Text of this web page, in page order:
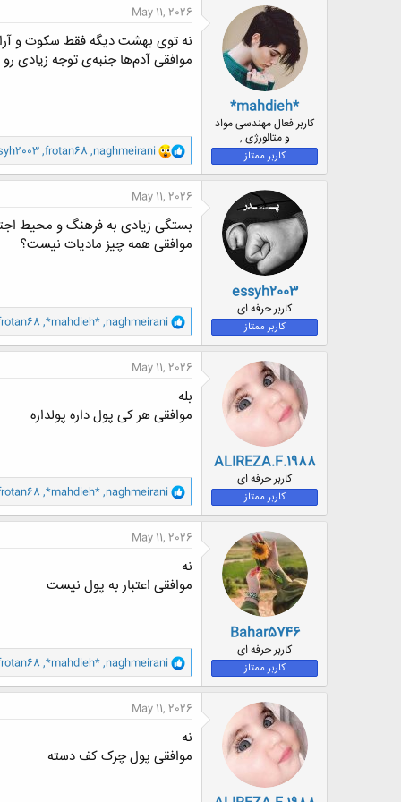
ن
ش
ه
ا
:
*mahdieh*
کاربر فعال مهندسی مواد
و متالورژی ,
کاربر ممتاز
May 11, 2026
نه توی بهشت دیگه فقط سکوت و
موافقی آدم‌ها جنبه‌ی توجه زیادی
و
ا
ک
ش
ه
ا
:
naghmeirani
,
frotan68
,
essyh2003
کاربر حرفه ای
کاربر ممتاز
May 11, 2026
بستگی زیادی به فرهنگ و محیط
موافقی همه چیز مادیات نیست؟
و
ا
ک
ن
ش
:
naghmeirani
,
*mahdieh*
,
ALIREZA.F.1988
کاربر حرفه ای
کاربر ممتاز
May 11, 2026
بله
موافقی هر کی پول داره پولداره
و
ا
ک
ن
ش
ا
:
naghmeirani
,
*mahdieh*
,
Bahar5746
کاربر حرفه ای
کاربر ممتاز
May 11, 2026
نه
موافقی اعتبار به پول نیست
و
ا
ک
ن
ش
:
naghmeirani
,
*mahdieh*
,
May 11, 2026
نه
موافقی پول چرک کف دسته